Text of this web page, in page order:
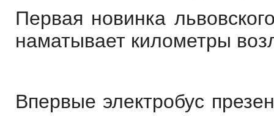
Первая новинка
наматывает километры
Впервые электробус